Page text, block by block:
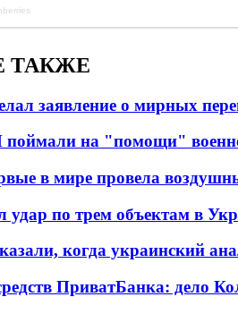
ТАКЖЕ
заявление о мирных
на "помощи"
в мире провела
удар по трем объектам в
когда украинский
ПриватБанка: дело